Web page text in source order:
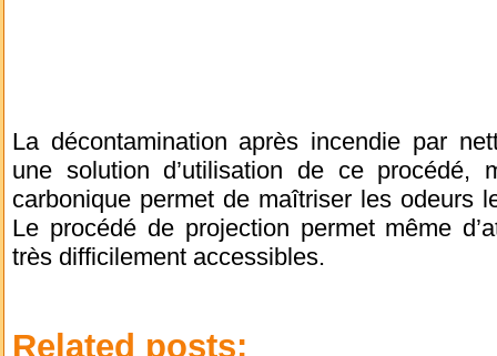
La décontamination après incendie par
une solution d’utilisation de ce
carbonique permet de maîtriser les odeurs
Le procédé de projection permet même
très difficilement accessibles.
Related posts: